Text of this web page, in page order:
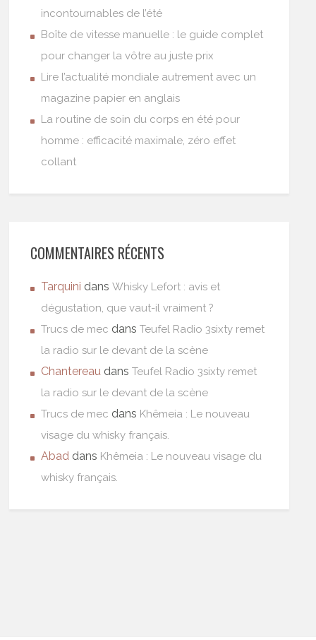
incontournables de l’été
Boîte de vitesse manuelle : le guide complet
pour changer la vôtre au juste prix
Lire l’actualité mondiale autrement avec un
magazine papier en anglais
La routine de soin du corps en été pour
homme : efficacité maximale, zéro effet
collant
COMMENTAIRES RÉCENTS
Tarquini dansWhisky Lefort : avis et
dégustation, que vaut-il vraiment ?
Trucs de mec dansTeufel Radio 3sixty remet
la radio sur le devant de la scène
Chantereau dansTeufel Radio 3sixty remet
la radio sur le devant de la scène
Trucs de mec dans Khêmeia : Le nouveau
visage du whisky français.
Abad dans Khêmeia : Le nouveau visage du
whisky français.